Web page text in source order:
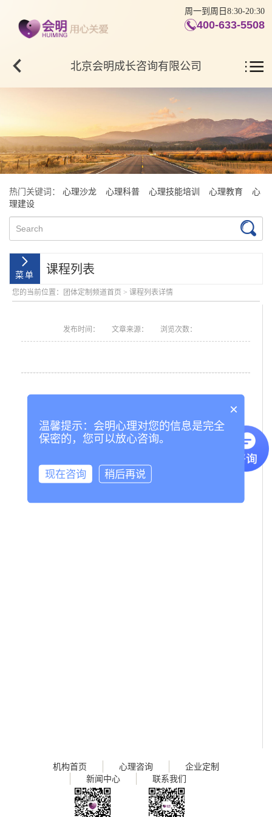
周一到周日8:30-20:30
400-633-5508
北京会明成长咨询有限公司
热门关键词： 心理沙龙 心理科普 心理技能培训 心理教育
心
理建设
课程列表
您的当前位置： 团体定制频道首页 > 课程列表详情
发布时间： 文章来源： 浏览次数：
会明大事记
机构首页 心理咨询
企业定制
新闻中心
联系我们
×
温馨提示：会明心理对您的信息是完全
保密的，您可以放心咨询。
现在咨询 稍后再说